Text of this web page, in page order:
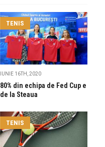
TENIS
IUNIE 16TH, 2020
80% din echipa de Fed Cup e
de la Steaua
TENIS